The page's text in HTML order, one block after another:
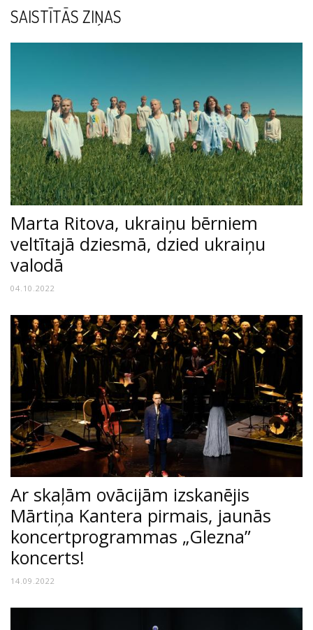
SAISTĪTĀS ZIŅAS
Marta Ritova, ukraiņu bērniem
veltītajā dziesmā, dzied ukraiņu
valodā
04.10.2022
Ar skaļām ovācijām izskanējis
Mārtiņa Kantera pirmais, jaunās
koncertprogrammas „Glezna”
koncerts!
14.09.2022